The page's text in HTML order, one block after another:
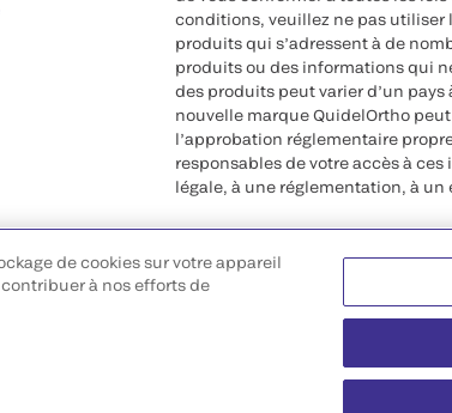
conditions, veuillez ne pas utiliser
produits qui s’adressent à de
produits ou des informations qui
des produits peut varier d’un pays
nouvelle marque QuidelOrtho
l’approbation réglementaire
responsables de votre accès à
légale, à une réglementation, à un
©2026 QuidelOrtho Corporation.
QuidelOrtho Corporation
9975 Summers Ridge Road, San
de cookies sur votre appareil
à nos efforts de